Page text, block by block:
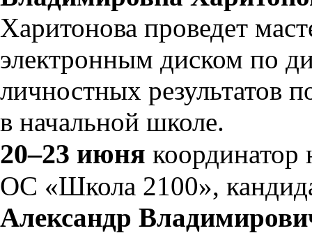
Харитонова проведет
электронным диском по
личностных
в начальной школе.
20–23 июня координатор
ОС «Школа 2100»,
Александр